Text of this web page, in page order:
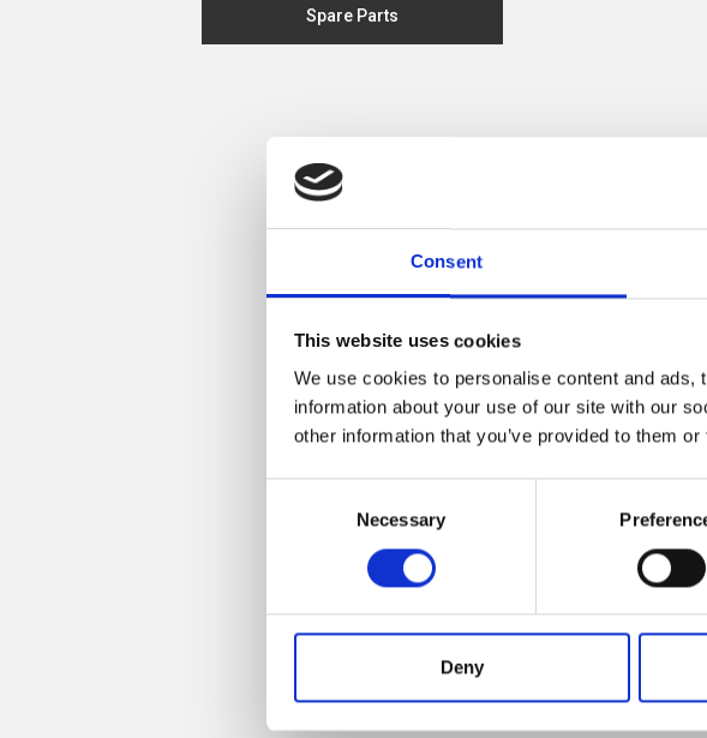
Consent
This website uses cookies
We use cookies to personalise content and
information about your use of our site with our
other information that you’ve provided to them
Necessary
Deny
Spare Parts